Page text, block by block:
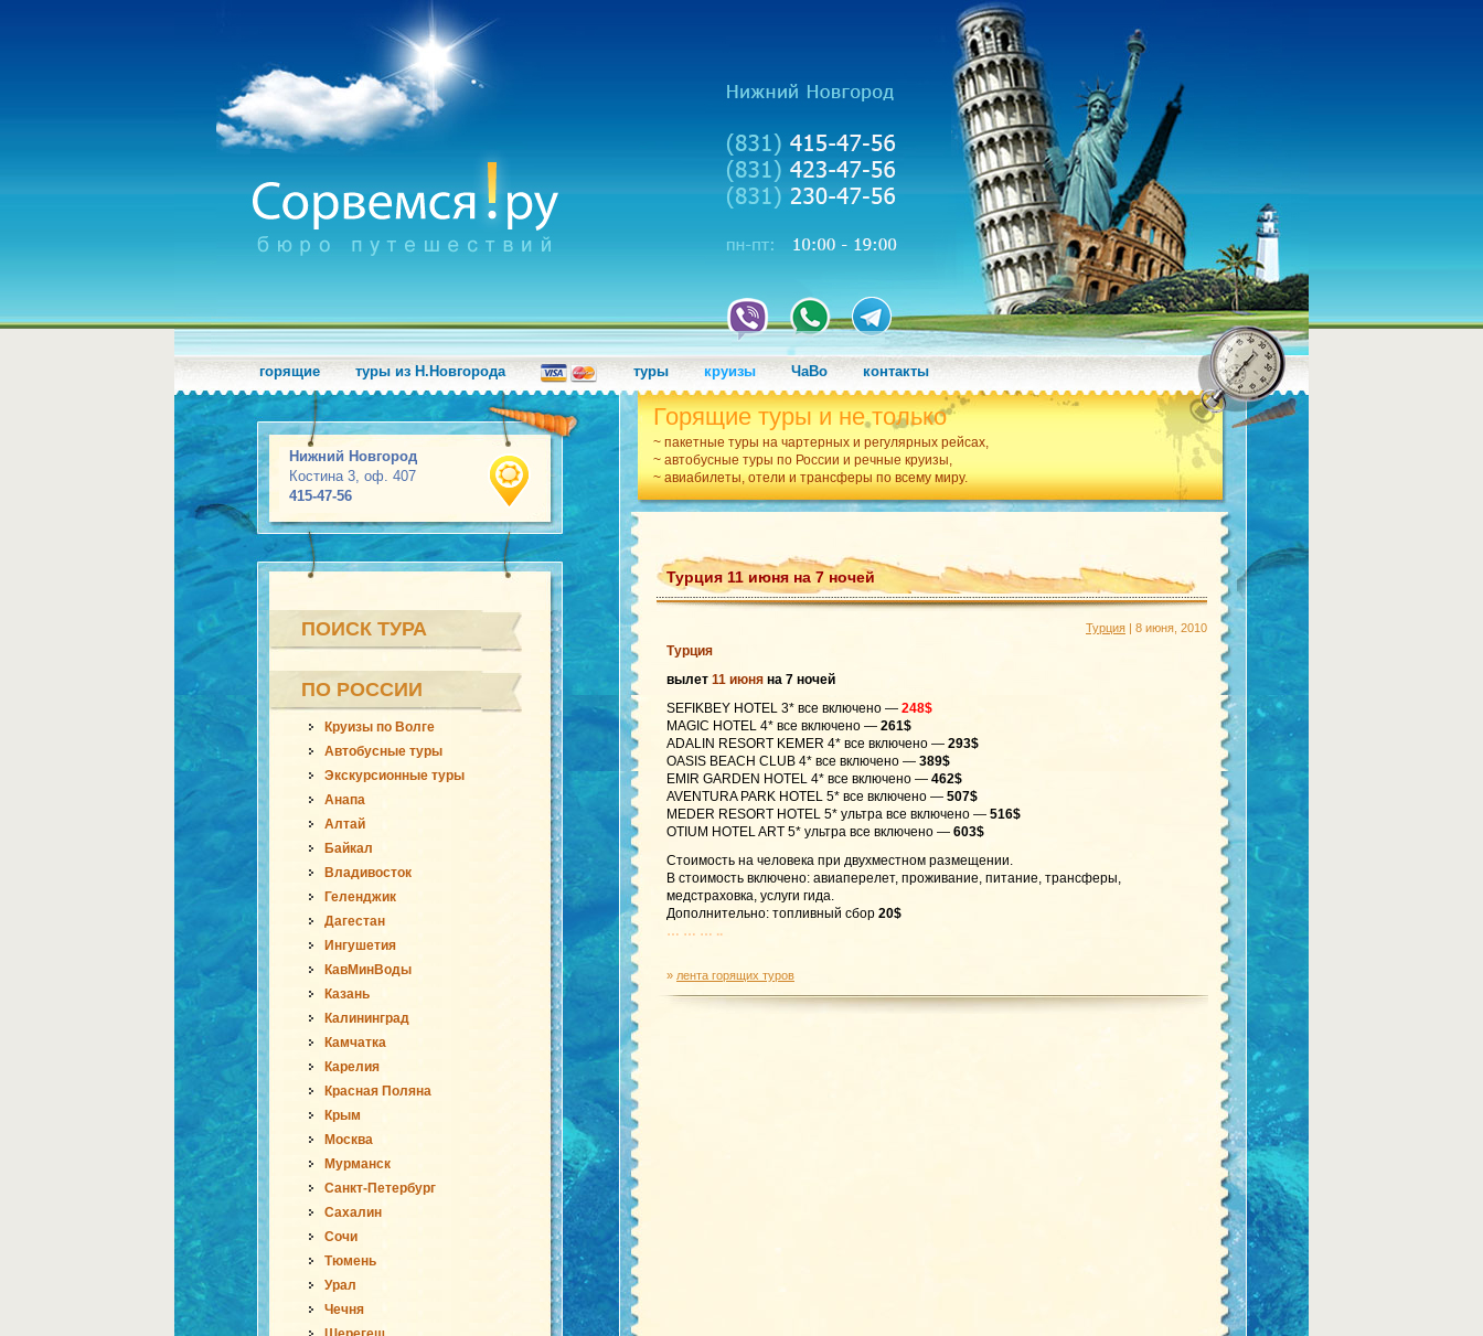
горящие туры из Н.Новгорода туры круизы ЧаВо контакты
Нижний Новгород
Костина 3, оф. 407
415-47-56
Горящие туры и не только
~ пакетные туры на чартерных и регулярных рейсах,
~ автобусные туры по России и речные круизы,
~ авиабилеты, отели и трансферы по всему миру.
ПОИСК ТУРА
ПО РОССИИ
Круизы по Волге
Автобусные туры
Экскурсионные туры
Анапа
Алтай
Байкал
Владивосток
Геленджик
Дагестан
Ингушетия
КавМинВоды
Казань
Калининград
Камчатка
Карелия
Красная Поляна
Крым
Москва
Мурманск
Санкт-Петербург
Сахалин
Сочи
Тюмень
Урал
Чечня
Турция 11 июня на 7 ночей
Турция | 8 июня, 2010
Турция
вылет 11 июня на 7 ночей
SEFIKBEY HOTEL 3* все включено — 248$
MAGIC HOTEL 4* все включено — 261$
ADALIN RESORT KEMER 4* все включено — 293$
OASIS BEACH CLUB 4* все включено — 389$
EMIR GARDEN HOTEL 4* все включено — 462$
AVENTURA PARK HOTEL 5* все включено — 507$
MEDER RESORT HOTEL 5* ультра все включено — 516$
OTIUM HOTEL ART 5* ультра все включено — 603$
Стоимость на человека при двухместном размещении.
В стоимость включено: авиаперелет, проживание, питание, трансферы,
медстраховка, услуги гида.
Дополнительно: топливный сбор 20$
… … … ..
» лента горящих туров